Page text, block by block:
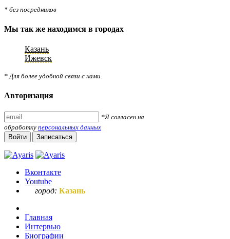
* без посредников
Мы так же находимся в городах
Казань
Ижевск
* Для более удобной связи с нами.
Авторизация
*Я согласен на
обработку персональных данных
Войти
Записаться
Вконтакте
Youtube
город: Казань
Главная
Интервью
Биографии